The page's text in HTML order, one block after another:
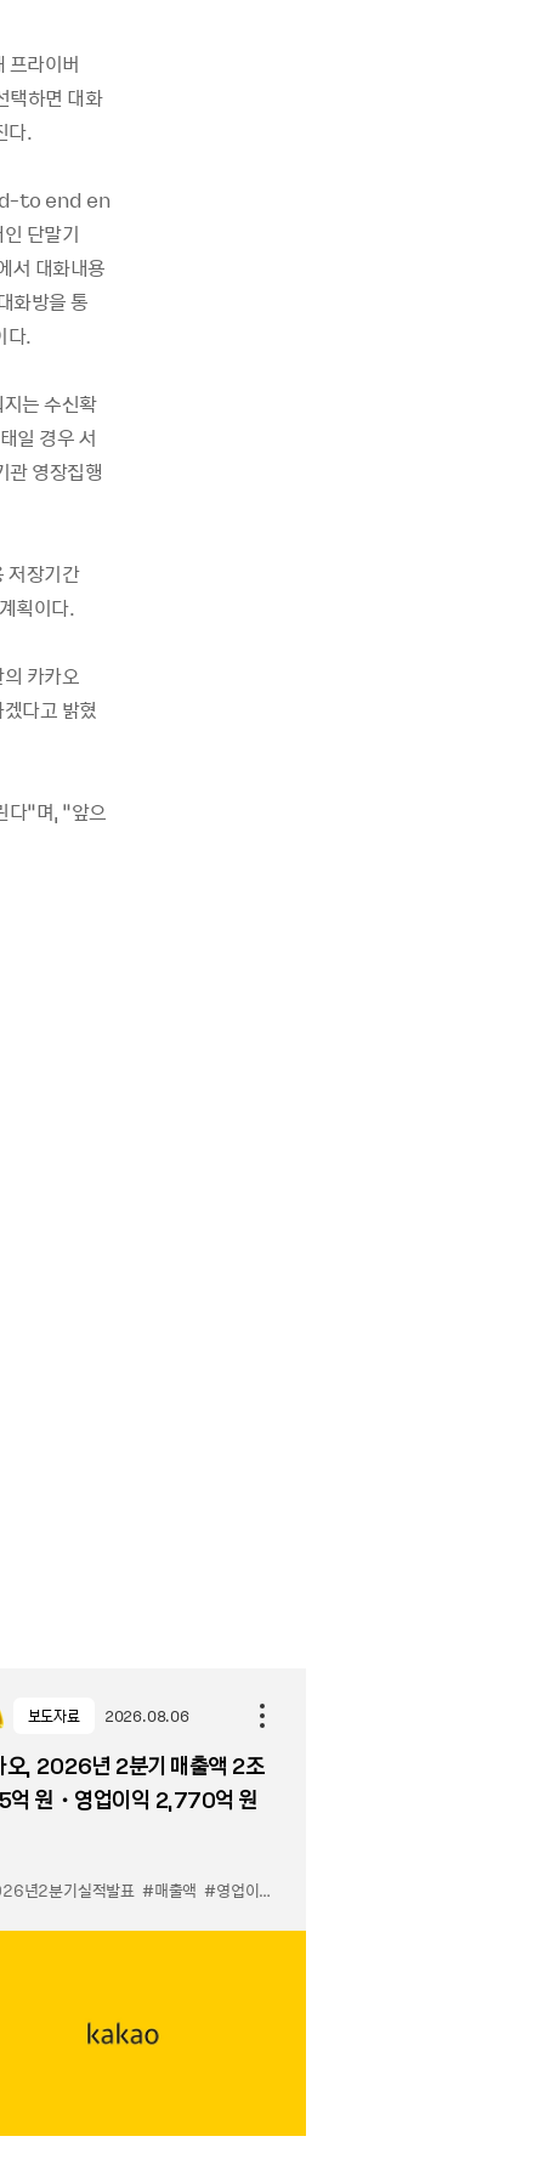
라이버
택하면 대화
다.
to end en
단말기
서 대화내용
화방을 통
다.
는 수신확
일 경우 서
관 영장집행
저장기간
획이다.
카카오
다고 밝혔
다”며, “앞으
하기 LuX #선물하기 미우미우 입점 #MiuMiu
보도자료 2026.08.06
오, 2026년 2분기 매출액 2조
원・영업이익 2,770억 원
년2분기실적발표 #매출액 #영업이익